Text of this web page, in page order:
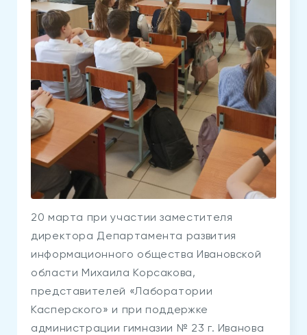
20 марта при участии заместителя
директора Департамента развития
информационного общества Ивановской
области Михаила Корсакова,
представителей «Лаборатории
Касперского» и при поддержке
администрации гимназии № 23 г. Иванова